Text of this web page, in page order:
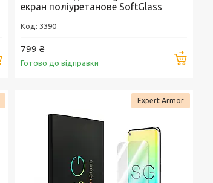
Купити
екран поліуретанове SoftGlass
3390
799 ₴
Готово до відправки
Expert Armor